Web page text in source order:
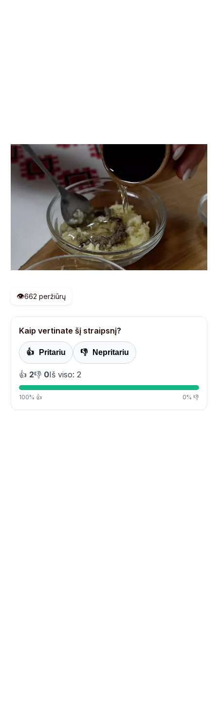
👁️662 peržiūrų
Kaip vertinate šį straipsnį?
👍 Pritariu 👎 Nepritariu
👍 2👎 0Iš viso: 2
100% 👍 0% 👎